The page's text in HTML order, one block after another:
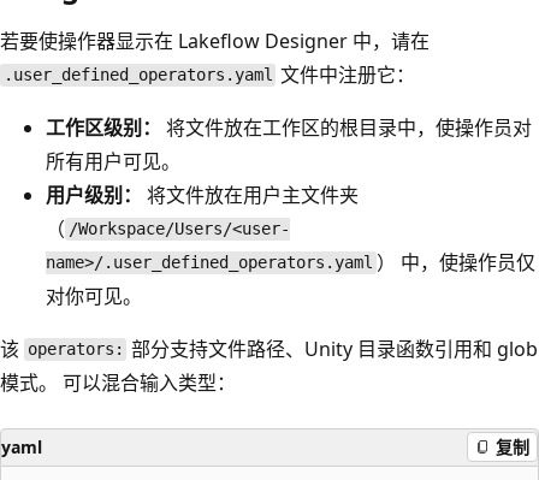
若要使操作器显示在 Lakeflow Designer 中，请在
.user_defined_operators.yaml 文件中注册它：
工作区级别：
将文件放在工作区的根目录中，使操作员对
所有用户可见。
用户级别：
将文件放在用户主文件夹
（ /Workspace/Users/<user-
name>/.user_defined_operators.yaml ） 中，使操作员仅
对你可见。
该 operators: 部分支持文件路径、Unity 目录函数引用和 glob
模式。 可以混合输入类型：
yaml 复制